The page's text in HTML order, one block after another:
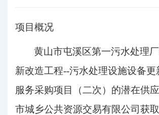
项目概况
黄山市屯溪区第一污水处理
新改造工程--污水处理设施设备更
服务采购项目
（二次 ） 的潜在供
市城乡公共资源交易有限公司获